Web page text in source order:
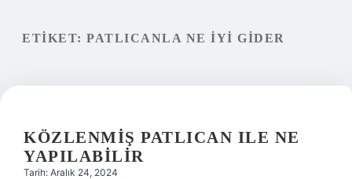
ETIKET: PATLICANLA NE IYI GIDER
KÖZLENMIŞ PATLICAN ILE NE
YAPILABILIR
Tarih: Aralık 24, 2024